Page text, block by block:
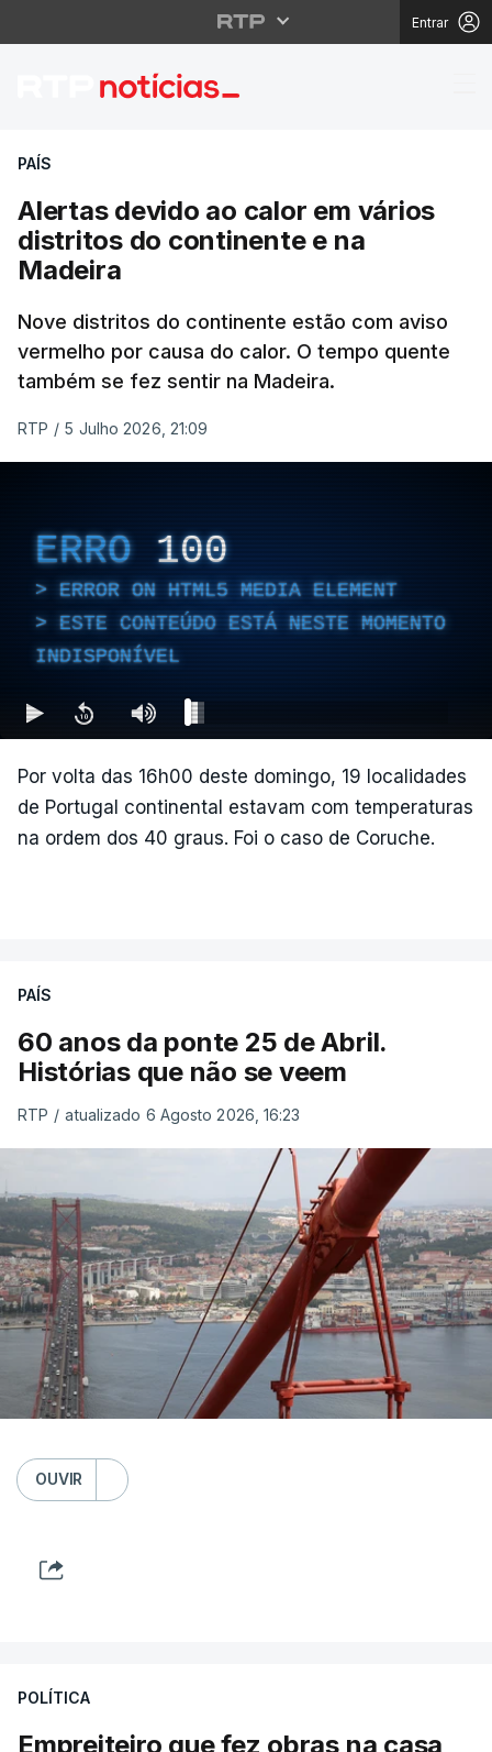
Entrar
Alertas devido ao
PAÍS
Alertas devido ao calor em vários
distritos do continente e na
Madeira
Nove distritos do continente estão com aviso
vermelho por causa do calor. O tempo quente
também se fez sentir na Madeira.
RTP / 5 Julho 2026, 21:09
ERRO 100
ERROR ON HTML5 MEDIA ELEMENT
ESTE CONTEÚDO ESTÁ NESTE MOMENTO
INDISPONÍVEL
Por volta das 16h00 deste domingo, 19 localidades
de Portugal continental estavam com temperaturas
na ordem dos 40 graus. Foi o caso de Coruche.
PAÍS
60 anos da ponte 25 de Abril.
Histórias que não se veem
RTP / atualizado 6 Agosto 2026, 16:23
OUVIR
POLÍTICA
Empreiteiro que fez obras na casa